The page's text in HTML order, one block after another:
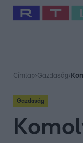
Babits Marcella
Címlap›Gazdaság›
Gazdaság